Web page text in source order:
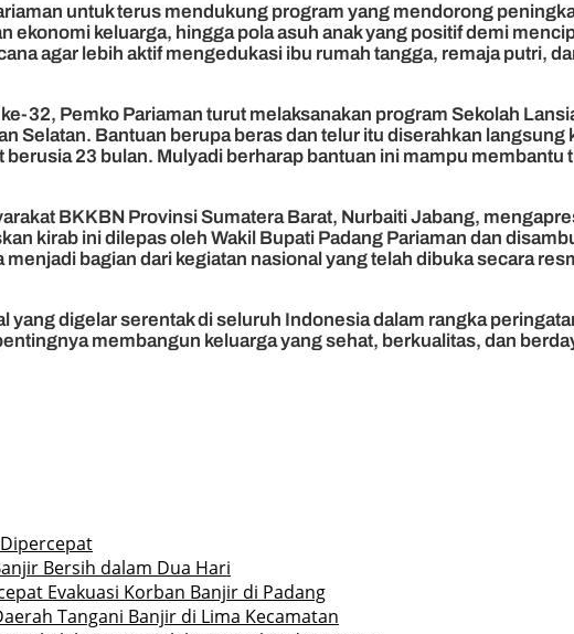
untuk terus mendukung program yang mendorong
keluarga, hingga pola asuh anak yang positif demi
agar lebih aktif mengedukasi ibu rumah tangga, remaja putri,
32, Pemko Pariaman turut melaksanakan program Sekolah
Selatan. Bantuan berupa beras dan telur itu diserahkan langsung
23 bulan. Mulyadi berharap bantuan ini mampu
BKKBN Provinsi Sumatera Barat, Nurbaiti Jabang,
kirab ini dilepas oleh Wakil Bupati Padang Pariaman dan
bagian dari kegiatan nasional yang telah dibuka secara
digelar serentak di seluruh Indonesia dalam rangka
membangun keluarga yang sehat, berkualitas, dan
Bersih dalam Dua Hari
Evakuasi Korban Banjir di Padang
Tangani Banjir di Lima Kecamatan